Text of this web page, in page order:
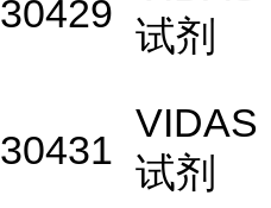
30429 试剂
30431
VIDAS
试剂